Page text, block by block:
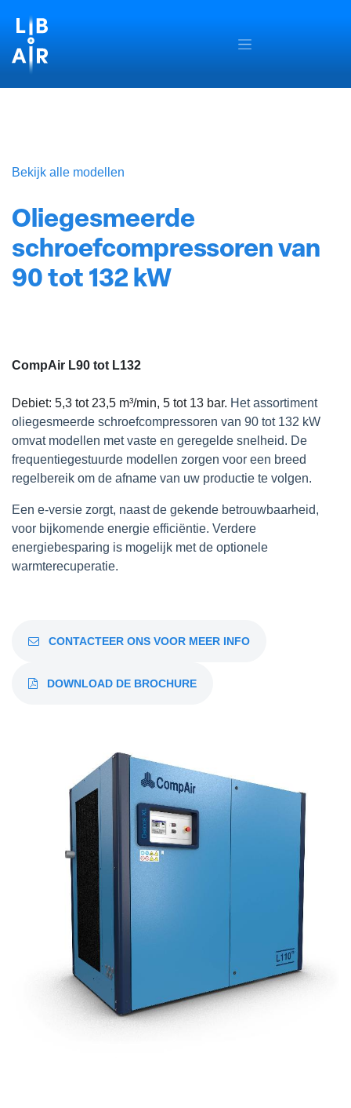
Bekijk alle modellen
Oliegesmeerde
schroefcompressoren van
90 tot 132 kW
CompAir L90 tot L132
Debiet: 5,3 tot 23,5 m³/min, 5 tot 13 bar. Het assortiment
oliegesmeerde schroefcompressoren van 90 tot 132 kW
omvat modellen met vaste en geregelde snelheid. De
frequentiegestuurde modellen zorgen voor een breed
regelbereik om de afname van uw productie te volgen.
Een e-versie zorgt, naast de gekende betrouwbaarheid,
voor bijkomende energie efficiëntie. Verdere
energiebesparing is mogelijk met de optionele
warmterecuperatie.
CONTACTEER ONS VOOR MEER INFO
DOWNLOAD DE BROCHURE